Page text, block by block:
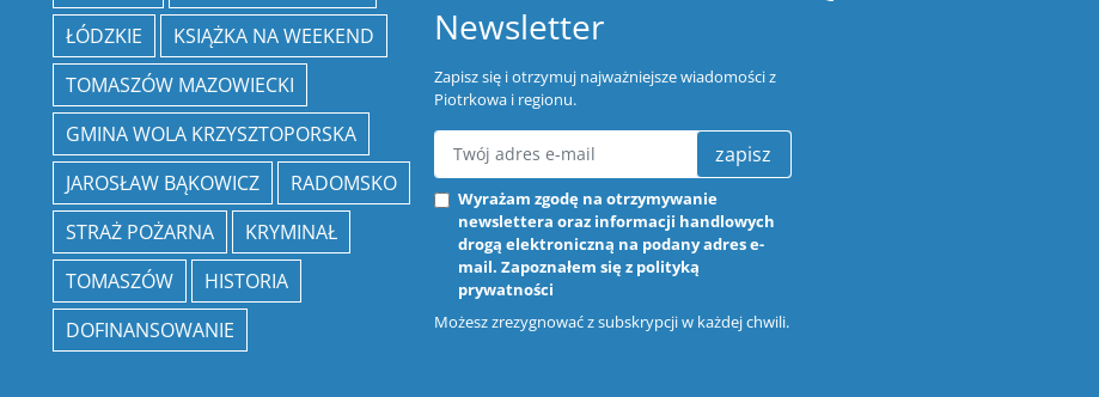
ŁÓDZKIE
KSIĄŻKA NA WEEKEND
TOMASZÓW MAZOWIECKI
GMINA WOLA KRZYSZTOPORSKA
JAROSŁAW BĄKOWICZ
RADOMSKO
STRAŻ POŻARNA
KRYMINAŁ
TOMASZÓW
HISTORIA
DOFINANSOWANIE
Newsletter
Zapisz się i otrzymuj najważniejsze wiadomości z
Piotrkowa i regionu.
zapisz
Wyrażam zgodę na otrzymywanie
newslettera oraz informacji handlowych
drogą elektroniczną na podany adres e-
mail. Zapoznałem się z polityką
prywatności
Możesz zrezygnować z subskrypcji w każdej chwili.